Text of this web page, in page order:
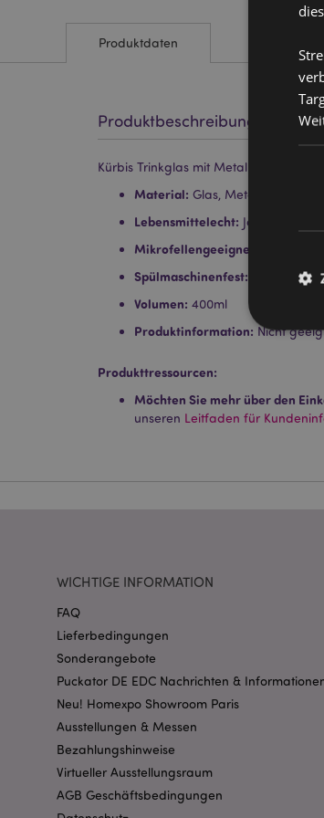
Produktdaten
Produktbeschreibung
Kürbis Trinkglas mit Metalldeckel und
Material: Glas, Metall (Zinn) und
Lebensmittelecht: Ja
Mikrofellengeeignet:
Spülmaschinenfest:
Volumen: 400ml
Produktinformation: Nicht
Produkttressourcen:
Möchten Sie mehr über den
unseren Leitfaden für
WICHTIGE INFORMATION
FAQ
Lieferbedingungen
Sonderangebote
Puckator DE EDC Nachrichten &
Neu! Homexpo Showroom Paris
Ausstellungen & Messen
Bezahlungshinweise
Virtueller Ausstellungsraum
AGB Geschäftsbedingungen